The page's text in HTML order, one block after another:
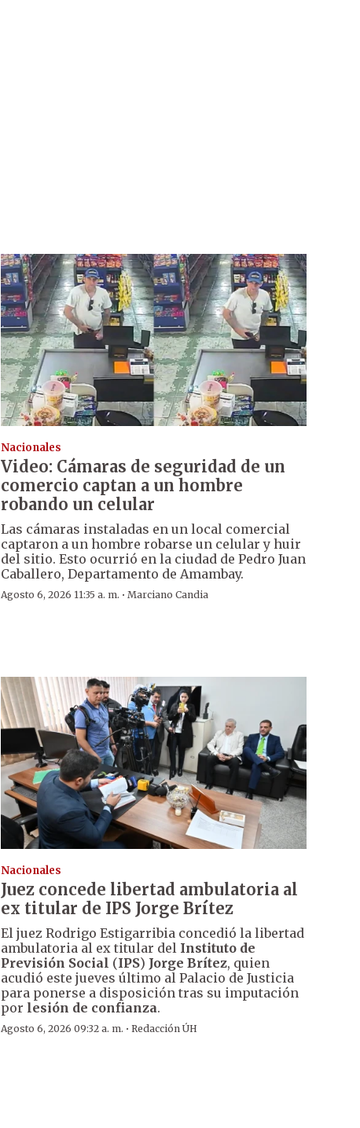
Nacionales
Video: Cámaras de seguridad de un
comercio captan a un hombre
robando un celular
Las cámaras instaladas en un local comercial
captaron a un hombre robarse un celular y huir
del sitio. Esto ocurrió en la ciudad de Pedro Juan
Caballero, Departamento de Amambay.
Agosto 6, 2026 11:35 a. m. · Marciano Candia
Nacionales
Juez concede libertad ambulatoria al
ex titular de IPS Jorge Brítez
El juez Rodrigo Estigarribia concedió la libertad
ambulatoria al ex titular del Instituto de
Previsión Social (IPS) Jorge Brítez, quien
acudió este jueves último al Palacio de Justicia
para ponerse a disposición tras su imputación
por lesión de confianza.
Agosto 6, 2026 09:32 a. m. · Redacción ÚH